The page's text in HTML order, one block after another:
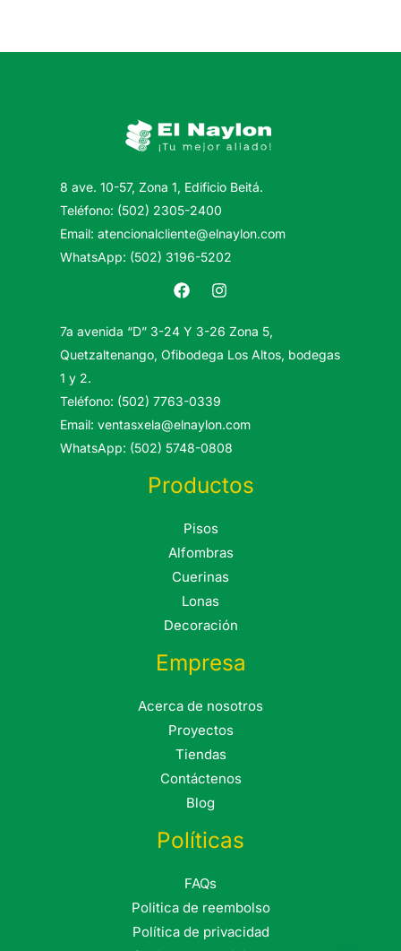
8 ave. 10-57, Zona 1, Edificio Beitá.
Teléfono: (502) 2305-2400
Email: atencionalcliente@elnaylon.com
WhatsApp: (502) 3196-5202
7a avenida “D” 3-24 Y 3-26 Zona 5,
Quetzaltenango, Ofibodega Los Altos, bodegas
1 y 2.
Teléfono: (502) 7763-0339
Email: ventasxela@elnaylon.com
WhatsApp: (502) 5748-0808
Productos
Pisos
Alfombras
Cuerinas
Lonas
Decoración
Empresa
Acerca de nosotros
Proyectos
Tiendas
Contáctenos
Blog
Políticas
FAQs
Politica de reembolso
Política de privacidad